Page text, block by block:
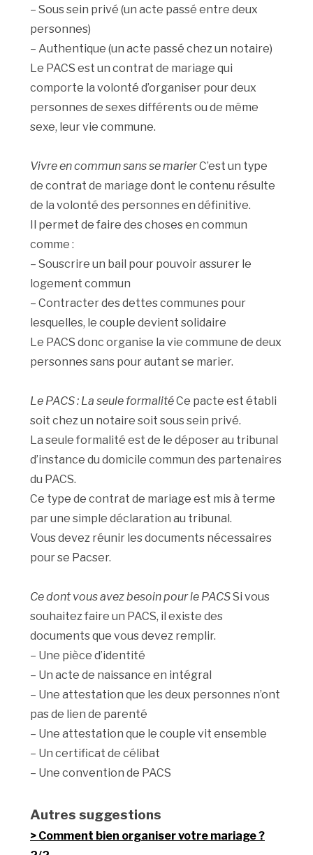
– Sous sein privé (un acte passé entre deux
personnes)
– Authentique (un acte passé chez un notaire)
Le PACS est un contrat de mariage qui
comporte la volonté d’organiser pour deux
personnes de sexes différents ou de même
sexe, leur vie commune.
Vivre en commun sans se marierC’est un type
de contrat de mariage dont le contenu résulte
de la volonté des personnes en définitive.
Il permet de faire des choses en commun
comme :
– Souscrire un bail pour pouvoir assurer le
logement commun
– Contracter des dettes communes pour
lesquelles, le couple devient solidaire
Le PACS donc organise la vie commune de deux
personnes sans pour autant se marier.
Le PACS : La seule formalitéCe pacte est établi
soit chez un notaire soit sous sein privé.
La seule formalité est de le déposer au tribunal
d’instance du domicile commun des partenaires
du PACS.
Ce type de contrat de mariage est mis à terme
par une simple déclaration au tribunal.
Vous devez réunir les documents nécessaires
pour se Pacser.
Ce dont vous avez besoin pour le PACSSi vous
souhaitez faire un PACS, il existe des
documents que vous devez remplir.
– Une pièce d’identité
– Un acte de naissance en intégral
– Une attestation que les deux personnes n’ont
pas de lien de parenté
– Une attestation que le couple vit ensemble
– Un certificat de célibat
– Une convention de PACS
Autres suggestions
Comment bien organiser votre mariage ?